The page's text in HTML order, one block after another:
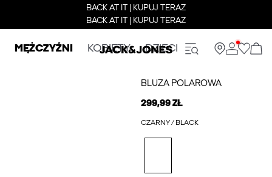
BACK AT IT | KUPUJ TERAZ
BACK AT IT | KUPUJ TERAZ
MĘŻCZYŹNI KOBIETY DZIECI
BLUZA POLAROWA
299,99 ZŁ
CZARNY / BLACK